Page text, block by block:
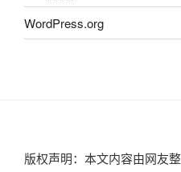
WordPress.org
版权声明：本文内容由网友